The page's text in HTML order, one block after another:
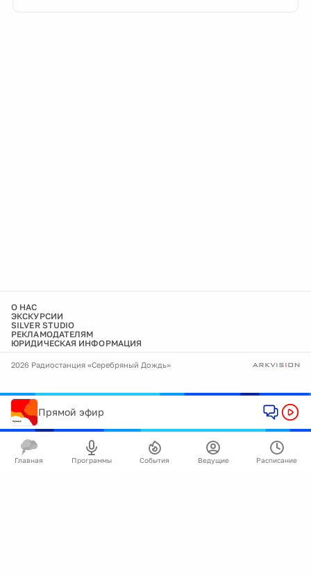
О НАС
ЭКСКУРСИИ
SILVER STUDIO
РЕКЛАМОДАТЕЛЯМ
ЮРИДИЧЕСКАЯ ИНФОРМАЦИЯ
2026 Радиостанция «Серебряный Дождь»
Прямой эфир
Главная Программы События Ведущие Расписание